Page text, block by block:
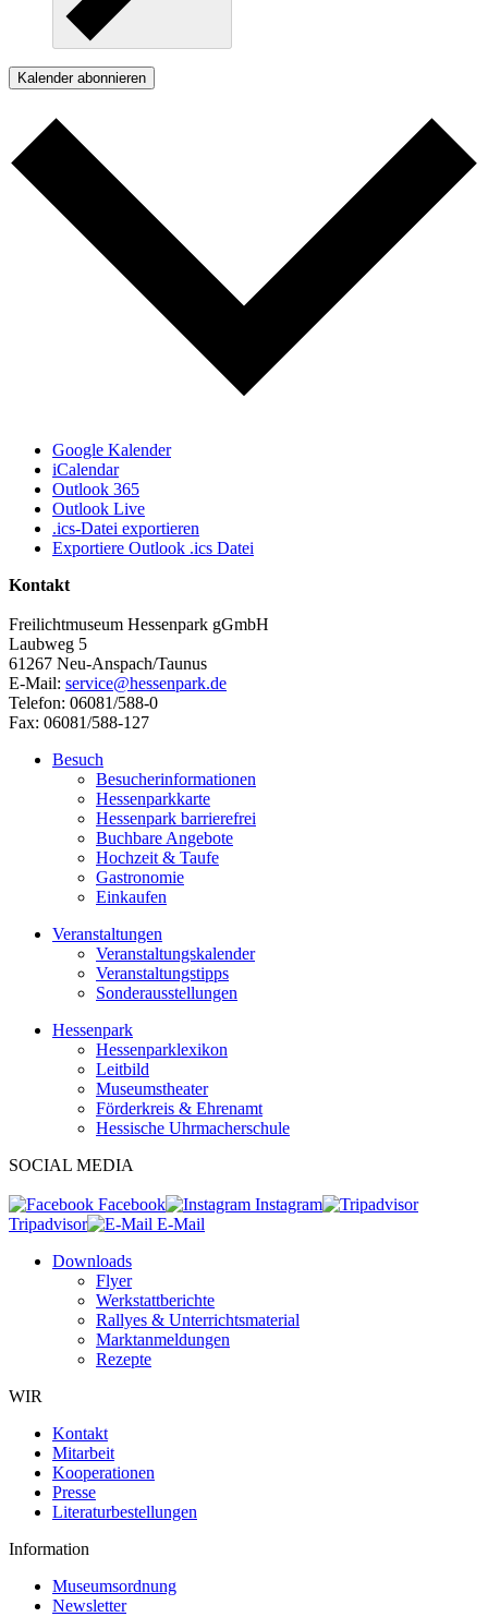
Kalender abonnieren
Google Kalender
iCalendar
Outlook 365
Outlook Live
.ics-Datei exportieren
Exportiere Outlook .ics Datei
Kontakt
Freilichtmuseum Hessenpark gGmbH
Laubweg 5
61267 Neu-Anspach/Taunus
E-Mail: service@hessenpark.de
Telefon: 06081/588-0
Fax: 06081/588-127
Besuch
Besucherinformationen
Hessenparkkarte
Hessenpark barrierefrei
Buchbare Angebote
Hochzeit & Taufe
Gastronomie
Einkaufen
Veranstaltungen
Veranstaltungskalender
Veranstaltungstipps
Sonderausstellungen
Hessenpark
Hessenparklexikon
Leitbild
Museumstheater
Förderkreis & Ehrenamt
Hessische Uhrmacherschule
SOCIAL MEDIA
Facebook
Instagram
Tripadvisor
E-Mail
Downloads
Flyer
Werkstattberichte
Rallyes & Unterrichtsmaterial
Marktanmeldungen
Rezepte
WIR
Kontakt
Mitarbeit
Kooperationen
Presse
Literaturbestellungen
Information
Museumsordnung
Newsletter